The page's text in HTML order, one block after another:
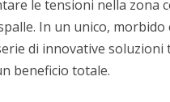
le tensioni nella zona
In un unico, morbido
di innovative soluzioni
beneficio totale.